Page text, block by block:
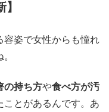
容姿で女性からも憧れ
の持ち方や食べ方が汚
ことがあるんです。あ